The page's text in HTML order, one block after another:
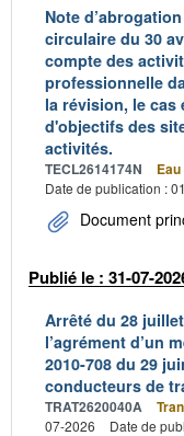
Note
circulaire du 30
compte des
professionnelle
la révision, le cas
d'objectifs des
activités.
TECL2614174N Eau
Date de publication :
Document
Publié le : 31-07-
Arrêté du 28
l’agrément d’un
2010-708 du 29
conducteurs de
TRAT2620040A
07-2026
Date de